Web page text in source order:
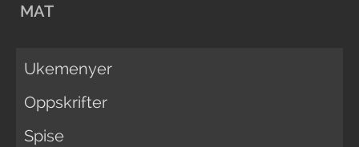
MAT
Ukemenyer
Oppskrifter
Spise